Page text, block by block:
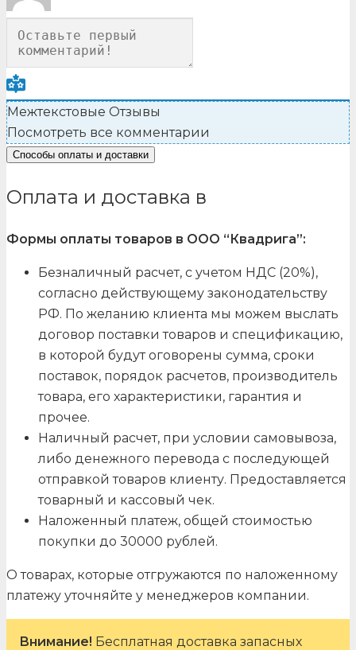
Межтекстовые Отзывы
Посмотреть все комментарии
Способы оплаты и доставки
Оплата и доставка в
Формы оплаты товаров в ООО “Квадрига”:
Безналичный расчет, с учетом НДС (20%),
согласно действующему законодательству
РФ. По желанию клиента мы можем выслать
договор поставки товаров и спецификацию,
в которой будут оговорены сумма, сроки
поставок, порядок расчетов, производитель
товара, его характеристики, гарантия и
прочее.
Наличный расчет, при условии самовывоза,
либо денежного перевода с последующей
отправкой товаров клиенту. Предоставляется
товарный и кассовый чек.
Наложенный платеж, общей стоимостью
покупки до 30000 рублей.
О товарах, которые отгружаются по наложенному
платежу уточняйте у менеджеров компании.
Внимание! Бесплатная доставка запасных